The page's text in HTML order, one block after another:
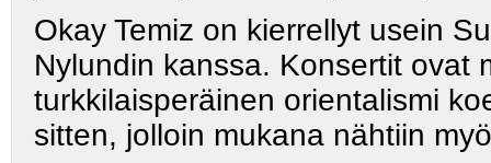
Okay Temiz on kierrellyt usein
Nylundin kanssa. Konsertit ovat
turkkilaisperäinen orientalismi
sitten, jolloin mukana nähtiin